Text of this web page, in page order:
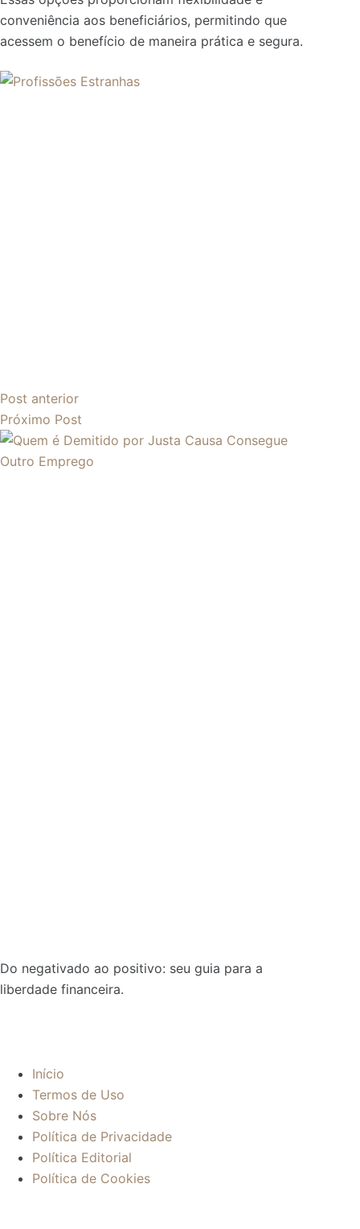
conveniência aos beneficiários, permitindo que
acessem o benefício de maneira prática e segura.
Post anterior
Próximo Post
Do negativado ao positivo: seu guia para a
liberdade financeira.
Início
Termos de Uso
Sobre Nós
Política de Privacidade
Política Editorial
Política de Cookies